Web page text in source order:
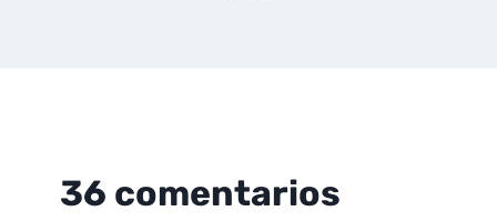
36 comentarios